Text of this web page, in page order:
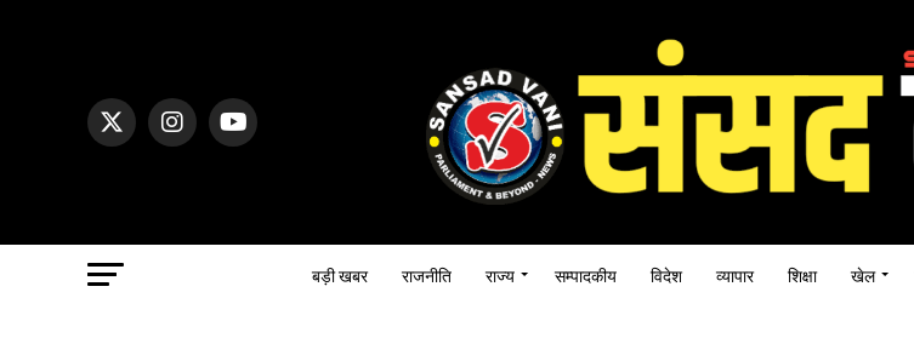
बड़ी खबर राजनीति राज्य सम्पादकीय विदेश व्यापार शिक्षा खेल